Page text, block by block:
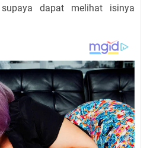
dapat melihat isinya